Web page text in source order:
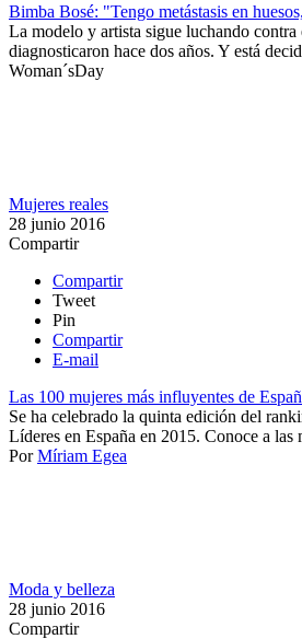
Bimba Bosé: "Tengo metástasis en
​La modelo y artista sigue luchando contra
diagnosticaron hace dos años. Y está
Woman´sDay
Mujeres reales
28 junio 2016
Compartir
Compartir
Tweet
Pin
Compartir
E-mail
Las 100 mujeres más influyentes de
​​Se ha celebrado la quinta edición del
Líderes en España en 2015. Conoce a las
PorMíriam Egea
Moda y belleza
28 junio 2016
Compartir